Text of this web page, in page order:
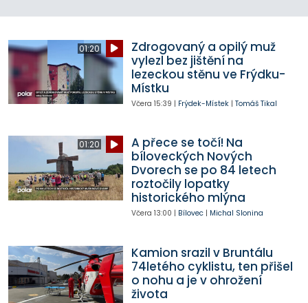
01:20
Zdrogovaný a opilý muž
vylezl bez jištění na
lezeckou stěnu ve Frýdku-
Místku
Včera 15:39 | Frýdek-Místek| Tomáš Tikal
01:20
A přece se točí! Na
bíloveckých Nových
Dvorech se po 84 letech
roztočily lopatky
historického mlýna
Včera 13:00 | Bílovec| Michal Slonina
Kamion srazil v Bruntálu
74letého cyklistu, ten přišel
o nohu a je v ohrožení
života